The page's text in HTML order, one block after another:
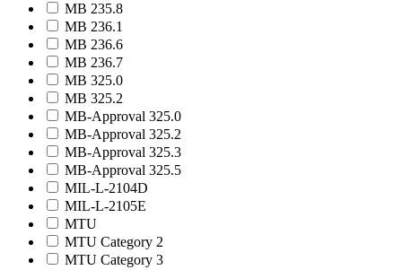
MB 235.8
MB 236.1
MB 236.6
MB 236.7
MB 325.0
MB 325.2
MB-Approval 325.0
MB-Approval 325.2
MB-Approval 325.3
MB-Approval 325.5
MIL-L-2104D
MIL-L-2105E
MTU
MTU Category 2
MTU Category 3